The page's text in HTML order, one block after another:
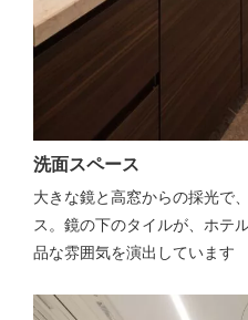
洗面スペース
大きな鏡と高窓からの採光で
ス。鏡の下のタイルが、ホテ
品な雰囲気を演出しています